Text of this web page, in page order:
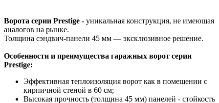
Ворота серии Prestige - уникальная конструкция, не имеющая
аналогов на рынке.
Толщина сэндвич-панели 45 мм — эксклюзивное решение.
Особенности и преимущества гаражных ворот серии
Prestige:
Эффективная теплоизоляция ворот как в помещении с
кирпичной стеной в 60 см;
Высокая прочность (толщина 45 мм) панелей - стойкость